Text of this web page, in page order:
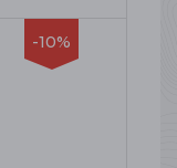
-10%